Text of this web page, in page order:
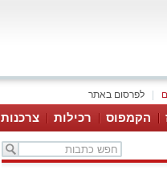
לפרסום באתר
הקמפוס רכילות צרכנות